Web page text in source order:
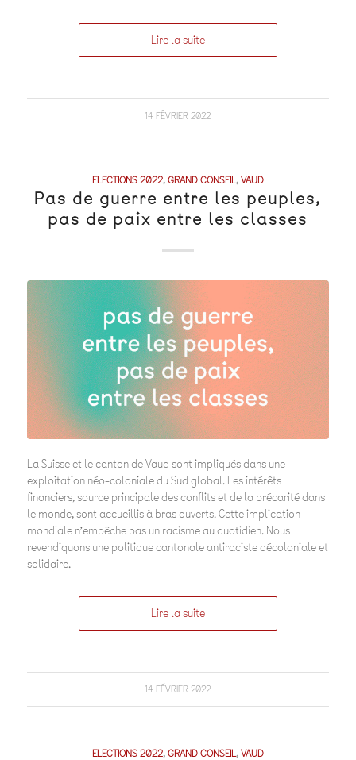
Lire la suite
14 FÉVRIER 2022
ELECTIONS 2022,GRAND CONSEIL,VAUD
Pas de guerre entre les peuples,
pas de paix entre les classes
La Suisse et le canton de Vaud sont impliqués dans une
exploitation néo-coloniale du Sud global. Les intérêts
financiers, source principale des conflits et de la précarité dans
le monde, sont accueillis à bras ouverts. Cette implication
mondiale n’empêche pas un racisme au quotidien. Nous
revendiquons une politique cantonale antiraciste décoloniale et
solidaire.
Lire la suite
14 FÉVRIER 2022
ELECTIONS 2022,GRAND CONSEIL,VAUD